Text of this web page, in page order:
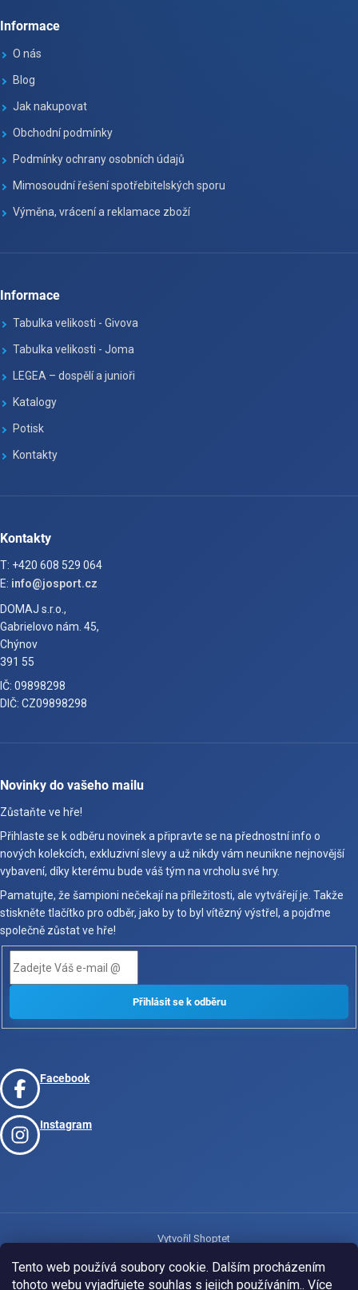
Tento web používá soubory cookie. Dalším procházením
tohoto webu vyjadřujete souhlas s jejich používáním.. Více
Informace
O nás
Blog
Jak nakupovat
Obchodní podmínky
Podmínky ochrany osobních údajů
Mimosoudní řešení spotřebitelských sporu
Výměna, vrácení a reklamace zboží
Informace
Tabulka velikosti - Givova
Tabulka velikosti - Joma
LEGEA – dospělí a junioři
Katalogy
Potisk
Kontakty
Kontakty
T: +420 608 529 064
E: info@josport.cz
DOMAJ s.r.o.,
Gabrielovo nám. 45,
Chýnov
391 55
IČ: 09898298
DIČ: CZ09898298
Novinky do vašeho mailu
Zůstaňte ve hře!
Přihlaste se k odběru novinek a připravte se na přednostní info o
nových kolekcích, exkluzivní slevy a už nikdy vám neunikne nejnovější
vybavení, díky kterému bude váš tým na vrcholu své hry.
Pamatujte, že šampioni nečekají na příležitosti, ale vytvářejí je. Takže
stiskněte tlačítko pro odběr, jako by to byl vítězný výstřel, a pojďme
společně zůstat ve hře!
Facebook
Instagram
Vytvořil Shoptet